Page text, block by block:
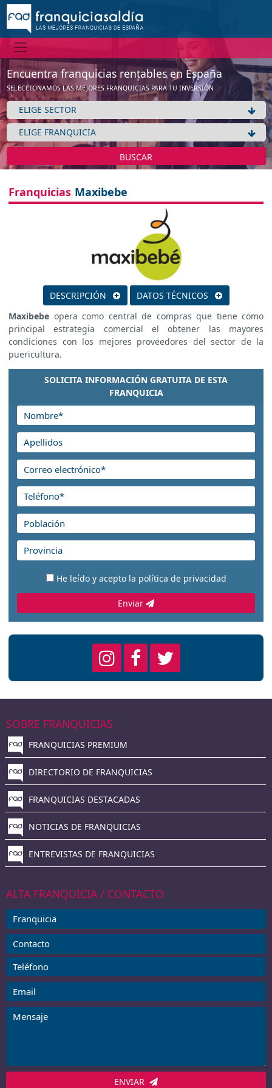
Encuentra franquicias rentables en España
SELECCIONAMOS LAS MEJORES FRANQUICIAS PARA TU INVERSIÓN
BUSCAR
Franquicias Maxibebe
DESCRIPCIÓN
DATOS TÉCNICOS
Maxibebe opera como central de compras que tiene como
principal estrategia comercial el obtener las mayores
condiciones con los mejores proveedores del sector de la
puericultura.
SOLICITA INFORMACIÓN GRATUITA DE ESTA
FRANQUICIA
He leído y acepto la política de privacidad
Enviar
SOBRE FRANQUICIAS
FRANQUICIAS PREMIUM
DIRECTORIO DE FRANQUICIAS
FRANQUICIAS DESTACADAS
NOTICIAS DE FRANQUICIAS
ENTREVISTAS DE FRANQUICIAS
ALTA FRANQUICIA / CONTACTO
ENVIAR